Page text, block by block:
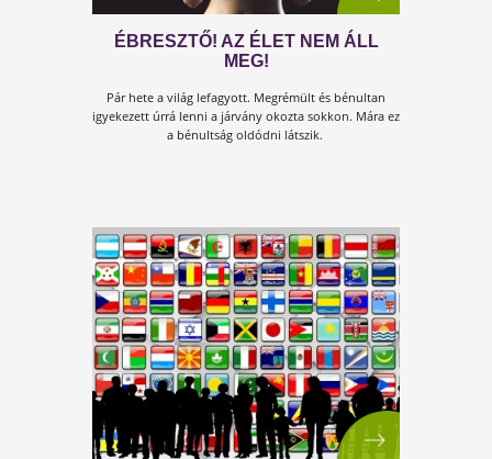
KIK VANNAK IGAZÁN
VESZÉLYBEN?
Ezzel senki nem foglalkozik! Mi lenne, ha a tenger